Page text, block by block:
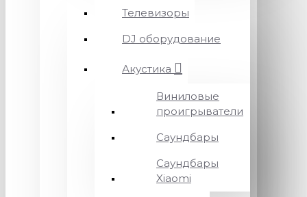
Телевизоры
DJ оборудование
Акустика
Виниловые
проигрыватели
Саундбары
Саундбары
Xiaomi